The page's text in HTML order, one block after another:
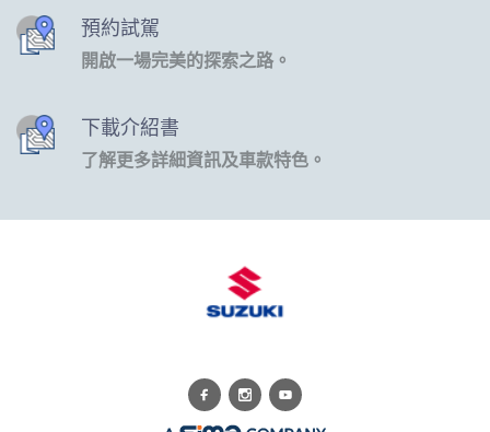
預約試駕
開啟一場完美的探索之路。
下載介紹書
了解更多詳細資訊及車款特色。